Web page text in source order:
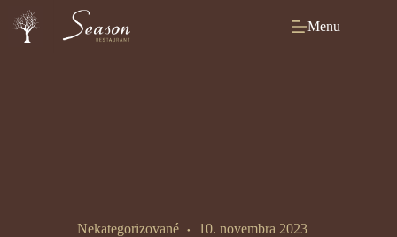
content
Menu
Nekategorizované 10. novembra 2023